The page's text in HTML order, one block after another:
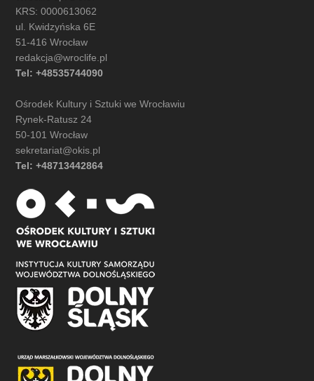
KRS: 0000613062
ul. Kwidzyńska 6E
51-416 Wrocław
redakcja@wroclife.pl
Tel: +48535744090
Ośrodek Kultury i Sztuki we Wrocławiu
Rynek-Ratusz 24
50-101 Wrocław
sekretariat@okis.pl
Tel: +48713442864